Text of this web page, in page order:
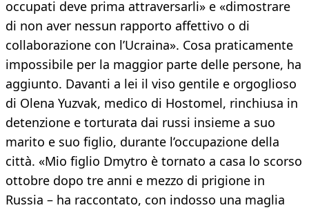
occupati deve prima attraversarli» e «dimostrare
di non aver nessun rapporto affettivo o di
collaborazione con l’Ucraina». Cosa praticamente
impossibile per la maggior parte delle persone, ha
aggiunto. Davanti a lei il viso gentile e orgoglioso
di Olena Yuzvak, medico di Hostomel, rinchiusa in
detenzione e torturata dai russi insieme a suo
marito e suo figlio, durante l’occupazione della
città. «Mio figlio Dmytro è tornato a casa lo scorso
ottobre dopo tre anni e mezzo di prigione in
Russia – ha raccontato, con indosso una maglia